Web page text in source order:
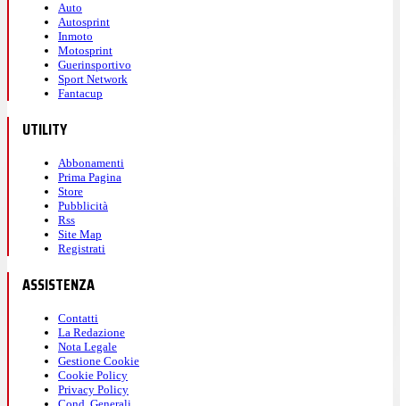
Auto
Autosprint
Inmoto
Motosprint
Guerinsportivo
Sport Network
Fantacup
UTILITY
Abbonamenti
Prima Pagina
Store
Pubblicità
Rss
Site Map
Registrati
ASSISTENZA
Contatti
La Redazione
Nota Legale
Gestione Cookie
Cookie Policy
Privacy Policy